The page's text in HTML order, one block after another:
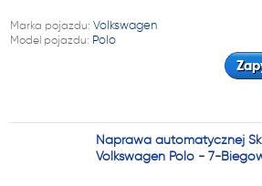
Marka pojazdu: Volkswagen
Model pojazdu: Polo
Naprawa automatycznej
Volkswagen Polo - 7-